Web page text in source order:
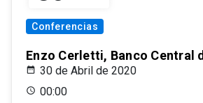
Conferencias
Enzo Cerletti, Banco Central
30 de Abril de 2020
00:00